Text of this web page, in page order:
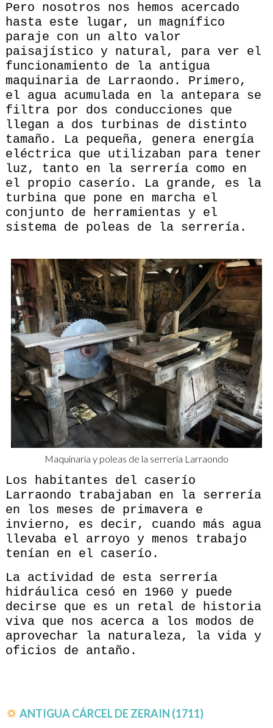
Pero nosotros nos hemos acercado
hasta este lugar, un magnífico
paraje con un alto valor
paisajístico y natural, para ver el
funcionamiento de la antigua
maquinaria de Larraondo. Primero,
el agua acumulada en la antepara se
filtra por dos conducciones que
llegan a dos turbinas de distinto
tamaño. La pequeña, genera energía
eléctrica que utilizaban para tener
luz, tanto en la serrería como en
el propio caserío. La grande, es la
turbina que pone en marcha el
conjunto de herramientas y el
sistema de poleas de la serrería.
Maquinaria y poleas de la serrería Larraondo
Los habitantes del caserío
Larraondo trabajaban en la serrería
en los meses de primavera e
invierno, es decir, cuando más agua
llevaba el arroyo y menos trabajo
tenían en el caserío.
La actividad de esta serrería
hidráulica cesó en 1960 y puede
decirse que es un retal de historia
viva que nos acerca a los modos de
aprovechar la naturaleza, la vida y
oficios de antaño.
ANTIGUA CÁRCEL DE ZERAIN (1711)